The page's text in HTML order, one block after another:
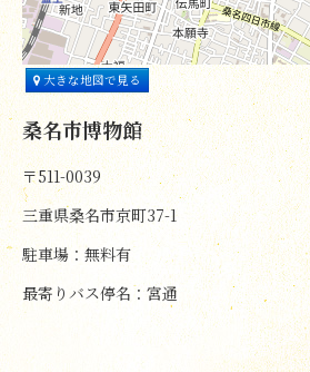
大きな地図で見る
桑名市博物館
〒511-0039
三重県桑名市京町37-1
駐車場：無料有
最寄りバス停名：宮通